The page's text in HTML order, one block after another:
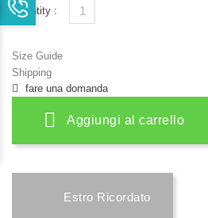
Quantity :
Size Guide
Shipping
fare una domanda
Aggiungi al carrello
Estro Ricordato